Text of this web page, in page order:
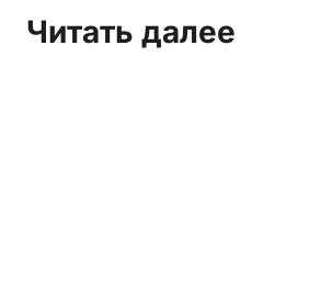
Читать далее